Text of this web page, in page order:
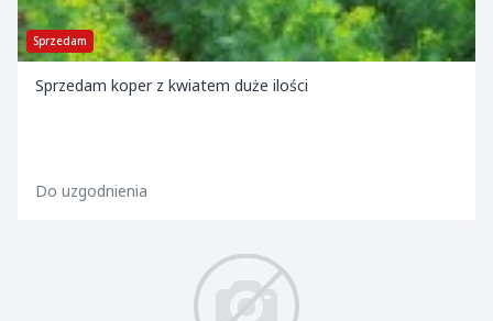
Sprzedam
Sprzedam koper z kwiatem duże ilości
Do uzgodnienia